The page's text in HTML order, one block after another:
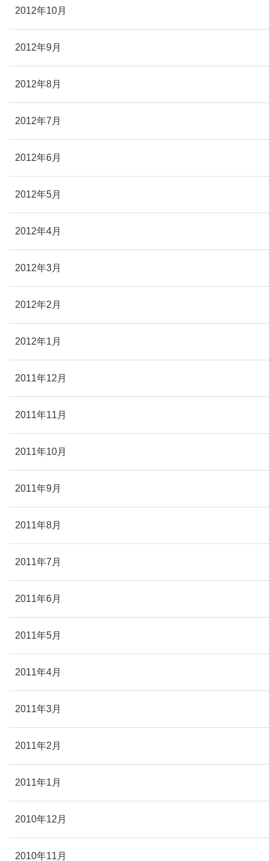
2012年10月
2012年9月
2012年8月
2012年7月
2012年6月
2012年5月
2012年4月
2012年3月
2012年2月
2012年1月
2011年12月
2011年11月
2011年10月
2011年9月
2011年8月
2011年7月
2011年6月
2011年5月
2011年4月
2011年3月
2011年2月
2011年1月
2010年12月
2010年11月